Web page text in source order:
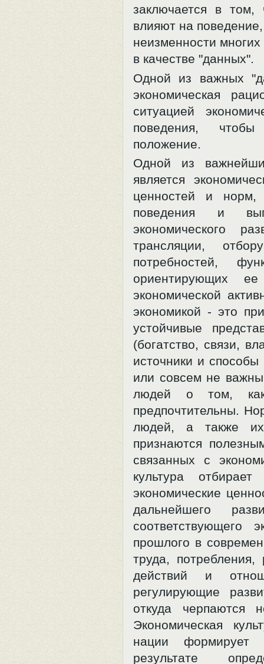
заключается в том,
влияют на
неизменности
в качестве "данных".
Одной из важных
экономическая
ситуацией
поведения, чтобы
положение.
Одной из
является
ценностей и норм,
поведения и
экономического
трансляции,
потребностей,
ориентирующих
экономической
экономикой - это
устойчивые
(богатство, связи,
источники и
или совсем не
людей о том,
предпочтительны.
людей, а также их
признаются
связанных с
культура отбирает
экономические
дальнейшего
соответствующего
прошлого в
труда, потребления,
действий и
регулирующие
откуда черпаются
Экономическая
нации формирует
результате